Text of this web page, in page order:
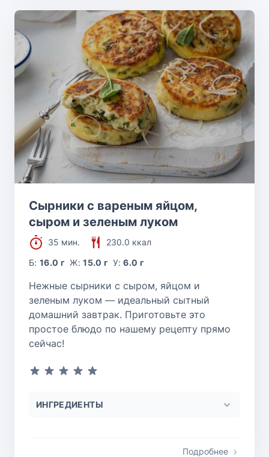
Сырники с вареным яйцом,
сыром и зеленым луком
35 мин.
230.0 ккал
Б:16.0 г Ж:15.0 г У:6.0 г
Нежные сырники с сыром, яйцом и
зеленым луком — идеальный сытный
домашний завтрак. Приготовьте это
простое блюдо по нашему рецепту прямо
сейчас!
ИНГРЕДИЕНТЫ
Подробнее